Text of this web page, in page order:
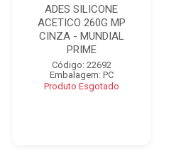
ADES SILICONE
ACETICO 260G MP
CINZA - MUNDIAL
PRIME
Código: 22692
Embalagem: PC
Produto Esgotado